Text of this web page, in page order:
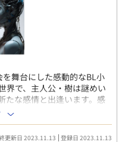
舞台にした感動的なBL小
界で、主人公・樹は謎めい
たな感情と出逢います。感
雑な三角関係、社会の抑圧
す。 魅力: 1. 感動的な愛の
友情、そして愛が絡み合う複
更新日 2023.11.13 登録日 2023.11.13